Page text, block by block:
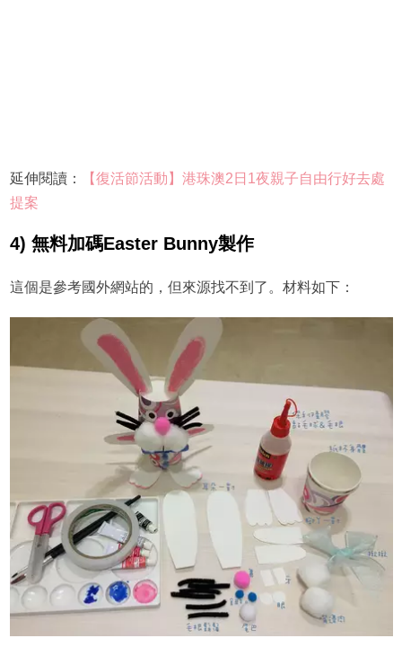
延伸閱讀：
【復活節活動】港珠澳2日1夜親子自由行好去處
提案
4) 無料加碼Easter Bunny製作
這個是參考國外網站的，但來源找不到了。材料如下：